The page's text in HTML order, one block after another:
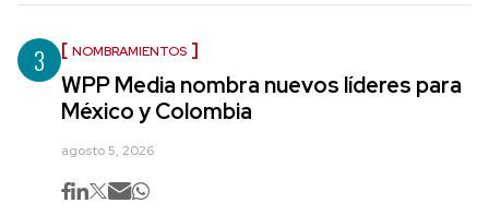
3 NOMBRAMIENTOS
WPP Media nombra nuevos líderes para
México y Colombia
agosto 5, 2026